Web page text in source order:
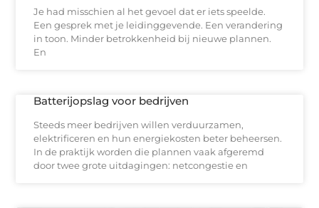
Je had misschien al het gevoel dat er iets speelde.
Een gesprek met je leidinggevende. Een verandering
in toon. Minder betrokkenheid bij nieuwe plannen.
En
Batterijopslag voor bedrijven
Steeds meer bedrijven willen verduurzamen,
elektrificeren en hun energiekosten beter beheersen.
In de praktijk worden die plannen vaak afgeremd
door twee grote uitdagingen: netcongestie en